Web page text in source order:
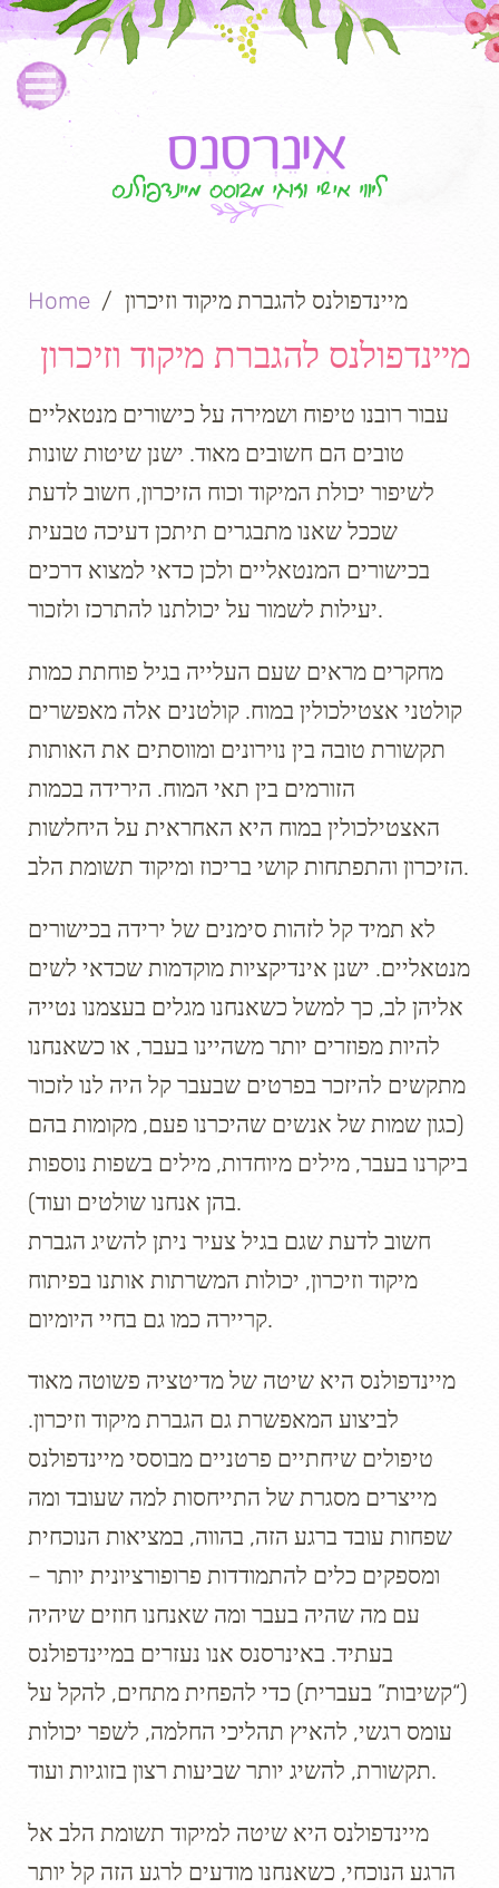
Home מיינדפולנס להגברת מיקוד וזיכרון
מיינדפולנס להגברת מיקוד וזיכרון
עבור רובנו טיפוח ושמירה על כישורים מנטאליים
טובים הם חשובים מאוד. ישנן שיטות שונות
לשיפור יכולת המיקוד וכוח הזיכרון, חשוב לדעת
שככל שאנו מתבגרים תיתכן דעיכה טבעית
בכישורים המנטאליים ולכן כדאי למצוא דרכים
יעילות לשמור על יכולתנו להתרכז ולזכור.
מחקרים מראים שעם העלייה בגיל פוחתת כמות
קולטני אצטילכולין במוח. קולטנים אלה מאפשרים
תקשורת טובה בין נוירונים ומווסתים את האותות
הזורמים בין תאי המוח. הירידה בכמות
האצטילכולין במוח היא האחראית על היחלשות
הזיכרון והתפתחות קושי בריכוז ומיקוד תשומת הלב.
לא תמיד קל לזהות סימנים של ירידה בכישורים
מנטאליים. ישנן אינדיקציות מוקדמות שכדאי לשים
אליהן לב, כך למשל כשאנחנו מגלים בעצמנו נטייה
להיות מפוזרים יותר משהיינו בעבר, או כשאנחנו
מתקשים להיזכר בפרטים שבעבר קל היה לנו לזכור
(כגון שמות של אנשים שהיכרנו פעם, מקומות בהם
ביקרנו בעבר, מילים מיוחדות, מילים בשפות נוספות
בהן אנחנו שולטים ועוד).
חשוב לדעת שגם בגיל צעיר ניתן להשיג הגברת
מיקוד וזיכרון, יכולות המשרתות אותנו בפיתוח
קריירה כמו גם בחיי היומיום.
מיינדפולנס היא שיטה של מדיטציה פשוטה מאוד
לביצוע המאפשרת גם הגברת מיקוד וזיכרון.
טיפולים שיחתיים פרטניים מבוססי מיינדפולנס
מייצרים מסגרת של התייחסות למה שעובד ומה
שפחות עובד ברגע הזה, בהווה, במציאות הנוכחית
ומספקים כלים להתמודדות פרופורציונית יותר –
עם מה שהיה בעבר ומה שאנחנו חוזים שיהיה
בעתיד. באינרסנס אנו נעזרים במיינדפולנס
(“קשיבות” בעברית) כדי להפחית מתחים, להקל על
עומס רגשי, להאיץ תהליכי החלמה, לשפר יכולות
תקשורת, להשיג יותר שביעות רצון בזוגיות ועוד.
מיינדפולנס היא שיטה למיקוד תשומת הלב אל
הרגע הנוכחי, כשאנחנו מודעים לרגע הזה קל יותר